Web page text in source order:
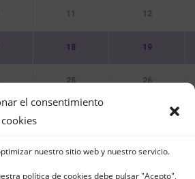
el consentimiento
nuestro sitio web y nuestro servicio.
política de cookies debe pulsar "Acepto",
11 12
18 19
25 26